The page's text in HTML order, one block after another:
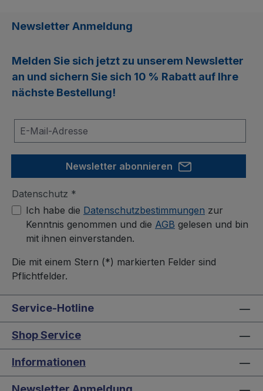
Newsletter Anmeldung
Melden Sie sich jetzt zu unserem Newsletter
an und sichern Sie sich 10 % Rabatt auf Ihre
nächste Bestellung!
Newsletter abonnieren
Datenschutz *
Ich habe die Datenschutzbestimmungen zur
Kenntnis genommen und die AGB gelesen und bin
mit ihnen einverstanden.
Die mit einem Stern (*) markierten Felder sind
Pflichtfelder.
Service-Hotline
Shop Service
Informationen